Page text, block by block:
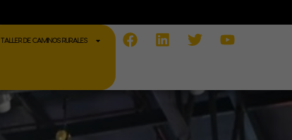
TALLER DE CAMINOS RURALES
Facebook
LinkedinTwitterYoutube